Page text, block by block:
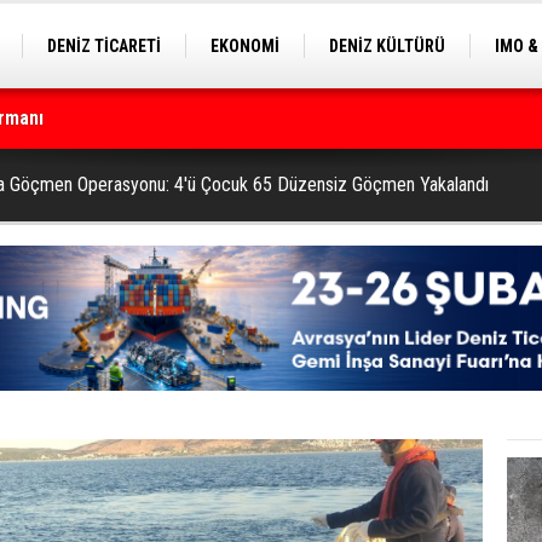
DENİZ TİCARETİ EKONOMİ DENİZ KÜLTÜRÜ
IMO
geri sayım başladı
Göçmen Operasyonu: 4'ü Çocuk 65 Düzensiz Göçmen Yakalandı